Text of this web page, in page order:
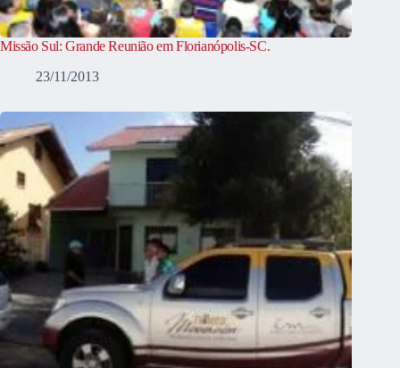
Missão Sul: Grande Reunião em Florianópolis-SC.
23/11/2013